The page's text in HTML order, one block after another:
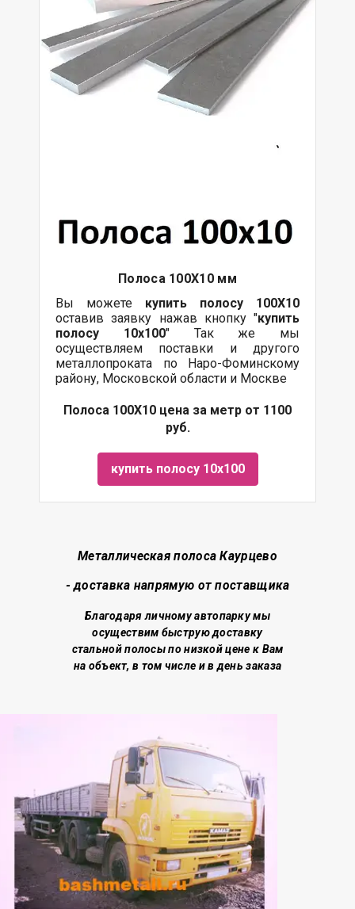
Полоса 100Х10 мм
Вы можете купить полосу 100Х10
оставив заявку нажав кнопку "купить
полосу 10х100" Так же мы
осуществляем поставки и другого
металлопроката по Наро-Фоминскому
району, Московской области и Москве
Полоса 100Х10 цена за метр от 1100
руб.
купить полосу 10х100
Металлическая полоса Каурцево
- доставка напрямую от поставщика
Благодаря личному автопарку мы
осуществим быструю доставку
стальной полосы по низкой цене к Вам
на объект, в том числе и в день заказа